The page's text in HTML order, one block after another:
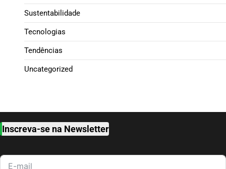
Sustentabilidade
Tecnologias
Tendências
Uncategorized
Inscreva-se na Newsletter